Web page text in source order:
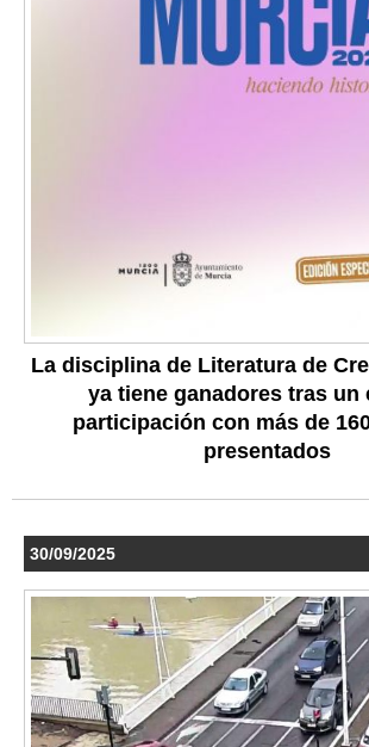
La disciplina de Literatura de
ya tiene ganadores tras un
participación con más de
presentados
30/09/2025